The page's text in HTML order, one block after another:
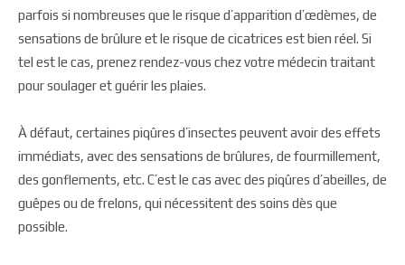
parfois si nombreuses que le risque d’apparition d’œdèmes, de
sensations de brûlure et le risque de cicatrices est bien réel. Si
tel est le cas, prenez rendez-vous chez votre médecin traitant
pour soulager et guérir les plaies.
À défaut, certaines piqûres d’insectes peuvent avoir des effets
immédiats, avec des sensations de brûlures, de fourmillement,
des gonflements, etc. C’est le cas avec des piqûres d’abeilles, de
guêpes ou de frelons, qui nécessitent des soins dès que
possible.